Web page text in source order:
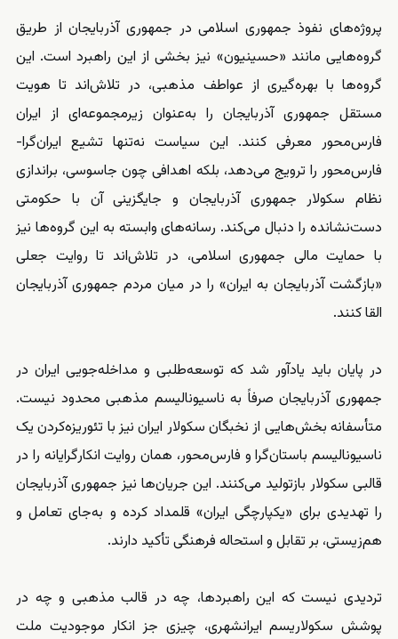
پروژه‌های نفوذ جمهوری اسلامی در جمهوری آذربایجان از طریق
گروه‌هایی مانند «حسینیون» نیز بخشی از این راهبرد است. این
گروه‌ها با بهره‌گیری از عواطف مذهبی، در تلاش‌اند تا هویت
مستقل جمهوری آذربایجان را به‌عنوان زیرمجموعه‌ای از ایران
فارس‌محور معرفی کنند. این سیاست نه‌تنها تشیع ایران‌گرا-
فارس‌محور را ترویج می‌دهد، بلکه اهدافی چون جاسوسی، براندازی
نظام سکولار جمهوری آذربایجان و جایگزینی آن با حکومتی
دست‌نشانده را دنبال می‌کند. رسانه‌های وابسته به این گروه‌ها نیز
با حمایت مالی جمهوری اسلامی، در تلاش‌اند تا روایت جعلی
«بازگشت آذربایجان به ایران» را در میان مردم جمهوری آذربایجان
القا کنند.
در پایان باید یادآور شد که توسعه‌طلبی و مداخله‌جویی ایران در
جمهوری آذربایجان صرفاً به ناسیونالیسم مذهبی محدود نیست.
متأسفانه بخش‌هایی از نخبگان سکولار ایران نیز با تئوریزه‌کردن یک
ناسیونالیسم باستان‌گرا و فارس‌محور، همان روایت انکارگرایانه را در
قالبی سکولار بازتولید می‌کنند. این جریان‌ها نیز جمهوری آذربایجان
را تهدیدی برای «یکپارچگی ایران» قلمداد کرده و به‌جای تعامل و
هم‌زیستی، بر تقابل و استحاله فرهنگی تأکید دارند.
تردیدی نیست که این راهبردها، چه در قالب مذهبی و چه در
پوشش سکولاریسم ایرانشهری، چیزی جز انکار موجودیت ملت